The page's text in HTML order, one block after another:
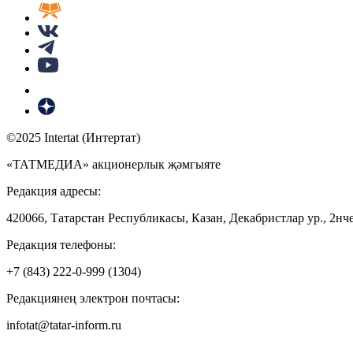
©2025 Intertat (Интертат)
«ТАТМЕДИА» акционерлык җәмгыяте
Редакция адресы:
420066, Татарстан Республикасы, Казан, Декабристлар ур.,
Редакция телефоны:
+7 (843) 222-0-999 (1304)
Редакциянең электрон почтасы:
infotat@tatar-inform.ru